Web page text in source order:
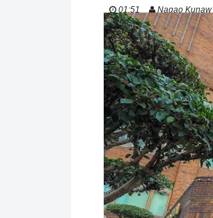
01:51 Nagao Kunaw